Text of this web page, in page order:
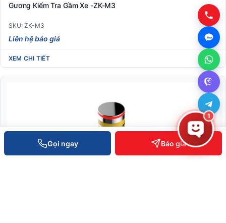
Gọi ngay Báo giá
Gương Kiểm Tra Gầm Xe -ZK-M3
SKU: ZK-M3
Liên hệ báo giá
XEM CHI TIẾT
1